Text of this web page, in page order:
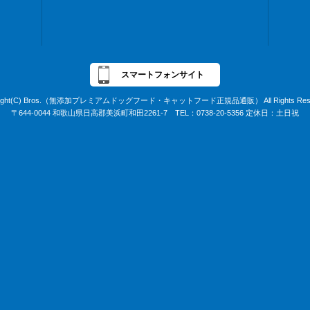
スマートフォンサイト
Bros.（無添加プレミアムドッグフード・キャットフード正規品通販） All Rights
〒644-0044 和歌山県日高郡美浜町和田2261-7 TEL：0738-20-5356 定休日：土日祝